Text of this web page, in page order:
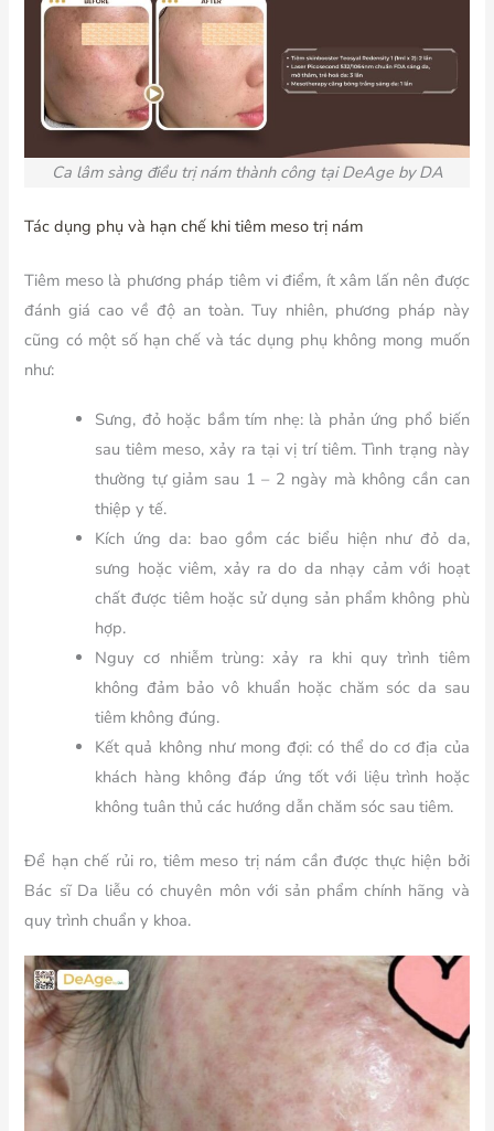
Ca lâm sàng điều trị nám thành công tại DeAge by DA
Tác dụng phụ và hạn chế khi tiêm meso trị nám
Tiêm meso là phương pháp tiêm vi điểm, ít xâm lấn nên được
đánh giá cao về độ an toàn. Tuy nhiên, phương pháp này
cũng có một số hạn chế và tác dụng phụ không mong muốn
như:
Sưng, đỏ hoặc bầm tím nhẹ: là phản ứng phổ biến
sau tiêm meso, xảy ra tại vị trí tiêm. Tình trạng này
thường tự giảm sau 1 – 2 ngày mà không cần can
thiệp y tế.
Kích ứng da: bao gồm các biểu hiện như đỏ da,
sưng hoặc viêm, xảy ra do da nhạy cảm với hoạt
chất được tiêm hoặc sử dụng sản phẩm không phù
hợp.
Nguy cơ nhiễm trùng: xảy ra khi quy trình tiêm
không đảm bảo vô khuẩn hoặc chăm sóc da sau
tiêm không đúng.
Kết quả không như mong đợi: có thể do cơ địa của
khách hàng không đáp ứng tốt với liệu trình hoặc
không tuân thủ các hướng dẫn chăm sóc sau tiêm.
Để hạn chế rủi ro, tiêm meso trị nám cần được thực hiện bởi
Bác sĩ Da liễu có chuyên môn với sản phẩm chính hãng và
quy trình chuẩn y khoa.